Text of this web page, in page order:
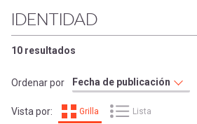
entrar
a
Comunidad
Expand
Expand
Inicia
enlaces
de
ayuda
IDENTIDAD
10 resultados
Ordenar por
Vista por: Grilla Lista